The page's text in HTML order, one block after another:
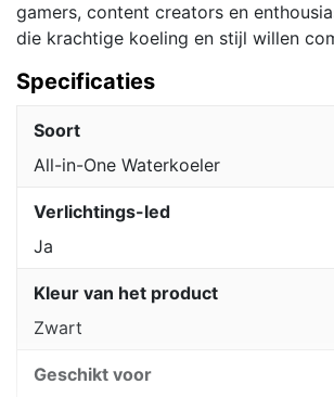
gamers, content creators en
die krachtige koeling en stijl willen
Specificaties
Soort
All-in-One Waterkoeler
Verlichtings-led
Ja
Kleur van het product
Zwart
Geschikt voor